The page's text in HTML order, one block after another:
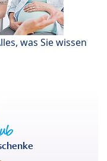
was Sie wissen